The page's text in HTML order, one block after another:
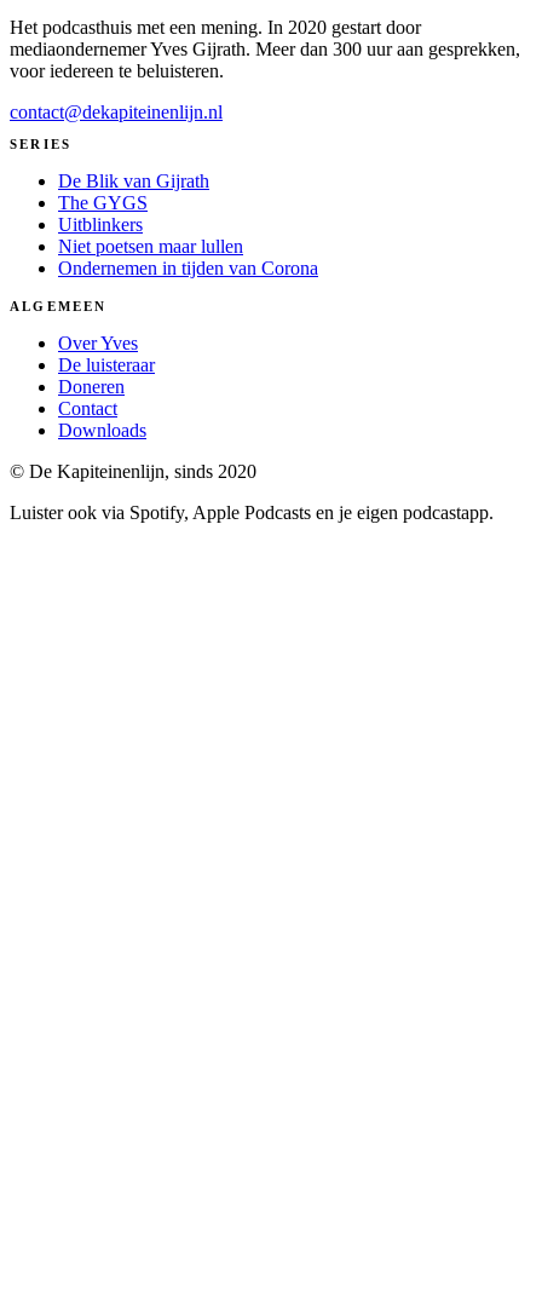
Het podcasthuis met een mening. In 2020 gestart door
mediaondernemer Yves Gijrath. Meer dan 300 uur aan gesprekken,
voor iedereen te beluisteren.
contact@dekapiteinenlijn.nl
SERIES
De Blik van Gijrath
The GYGS
Uitblinkers
Niet poetsen maar lullen
Ondernemen in tijden van Corona
ALGEMEEN
Over Yves
De luisteraar
Doneren
Contact
Downloads
© De Kapiteinenlijn, sinds 2020
Luister ook via Spotify, Apple Podcasts en je eigen podcastapp.